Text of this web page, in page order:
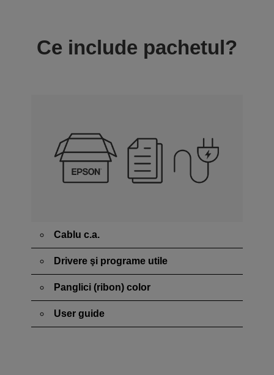
Ce include pachetul?
Cablu c.a.
Drivere şi programe utile
Panglici (ribon) color
User guide